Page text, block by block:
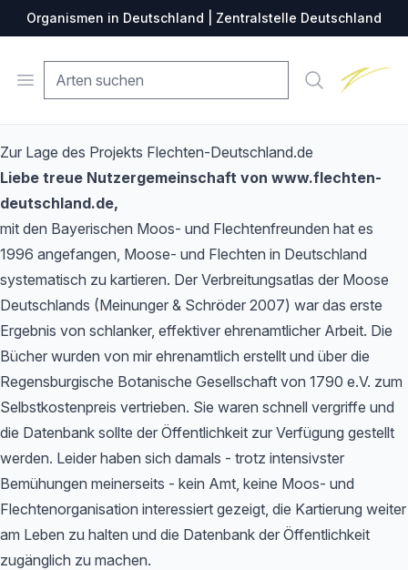
Organismen in Deutschland | Zentralstelle Deutschland
Open menu Suche
Zur Lage des Projekts Flechten-Deutschland.de
Liebe treue Nutzergemeinschaft von www.flechten-
deutschland.de,
mit den Bayerischen Moos- und Flechtenfreunden hat es
1996 angefangen, Moose- und Flechten in Deutschland
systematisch zu kartieren. Der Verbreitungsatlas der Moose
Deutschlands (Meinunger & Schröder 2007) war das erste
Ergebnis von schlanker, effektiver ehrenamtlicher Arbeit. Die
Bücher wurden von mir ehrenamtlich erstellt und über die
Regensburgische Botanische Gesellschaft von 1790 e.V. zum
Selbstkostenpreis vertrieben. Sie waren schnell vergriffe und
die Datenbank sollte der Öffentlichkeit zur Verfügung gestellt
werden. Leider haben sich damals - trotz intensivster
Bemühungen meinerseits - kein Amt, keine Moos- und
Flechtenorganisation interessiert gezeigt, die Kartierung weiter
am Leben zu halten und die Datenbank der Öffentlichkeit
zugänglich zu machen.